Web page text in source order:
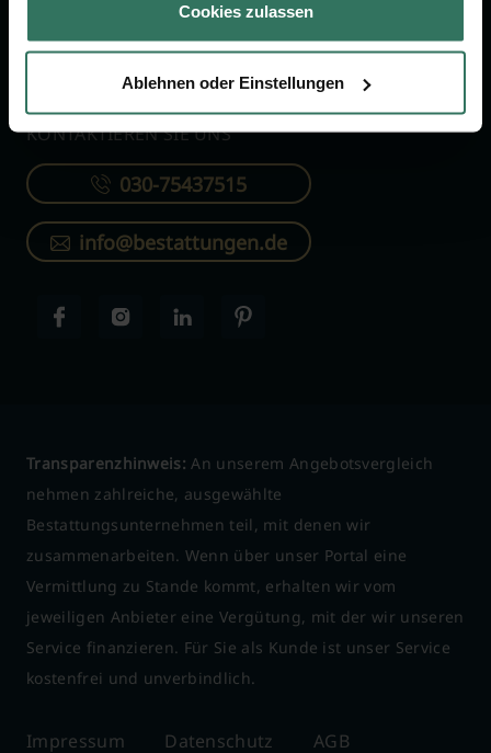
Cookies zulassen
Ablehnen oder Einstellungen
KONTAKTIEREN SIE UNS
030-75437515
info@bestattungen.de
Transparenzhinweis: An unserem Angebotsvergleich
nehmen zahlreiche, ausgewählte
Bestattungsunternehmen teil, mit denen wir
zusammenarbeiten. Wenn über unser Portal eine
Vermittlung zu Stande kommt, erhalten wir vom
jeweiligen Anbieter eine Vergütung, mit der wir unseren
Service finanzieren. Für Sie als Kunde ist unser Service
kostenfrei und unverbindlich.
Impressum Datenschutz AGB